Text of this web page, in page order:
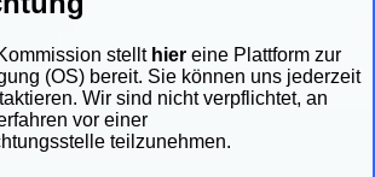
stellt hier eine Plattform zur
(OS) bereit. Sie können uns jederzeit
Wir sind nicht verpflichtet, an
vor einer
teilzunehmen.